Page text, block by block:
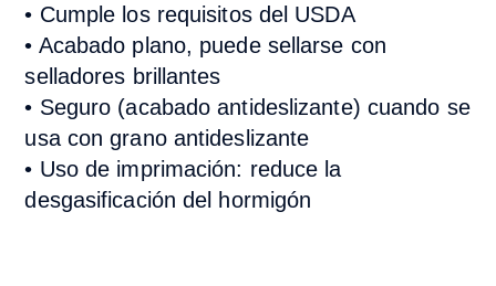
• Cumple los requisitos del USDA
• Acabado plano, puede sellarse con
selladores brillantes
• Seguro (acabado antideslizante) cuando se
usa con grano antideslizante
• Uso de imprimación: reduce la
desgasificación del hormigón